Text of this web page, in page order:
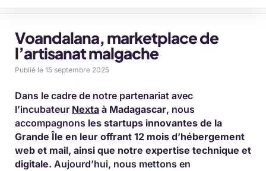
Voandalana, marketplace de
l’artisanat malgache
Publié le 15 septembre 2025
Dans le cadre de notre partenariat avec
l’incubateur Nexta à Madagascar, nous
accompagnons les startups innovantes de la
Grande Île en leur offrant 12 mois d’hébergement
web et mail, ainsi que notre expertise technique et
digitale. Aujourd’hui, nous mettons en